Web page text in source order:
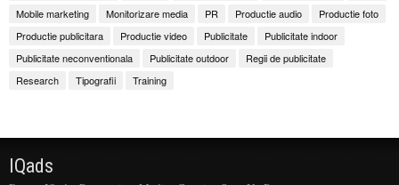
Mobile marketing
Monitorizare media PR Productie audio
Productie foto
Productie publicitara
Productie video Publicitate
Publicitate indoor
Publicitate neconventionala
Publicitate outdoor
Regii de publicitate
Research
Tipografii Training
IQads